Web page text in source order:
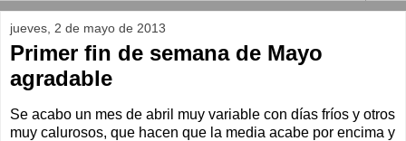
jueves, 2 de mayo de 2013
Primer fin de semana de Mayo
agradable
Se acabo un mes de abril muy variable con días fríos y otros
muy calurosos, que hacen que la media acabe por encima y